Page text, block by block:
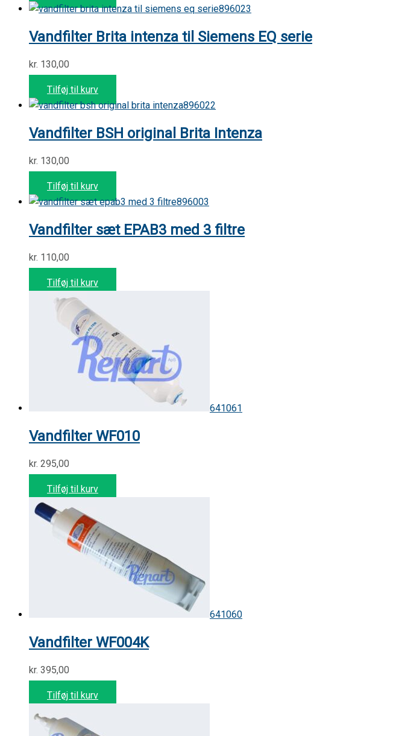
896023
Vandfilter Brita intenza til Siemens EQ serie
kr. 130,00
Tilføj til kurv
896022
Vandfilter BSH original Brita Intenza
kr. 130,00
Tilføj til kurv
896003
Vandfilter sæt EPAB3 med 3 filtre
kr. 110,00
Tilføj til kurv
641061
Vandfilter WF010
kr. 295,00
Tilføj til kurv
641060
Vandfilter WF004K
kr. 395,00
Tilføj til kurv